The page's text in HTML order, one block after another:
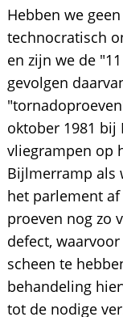
Hebben we
technocratisch
en zijn we de
gevolgen
oktober 1981
vliegrampen op
Bijlmerramp als
het parlement
proeven nog zo
defect,
scheen te
behandeling
tot de nodige